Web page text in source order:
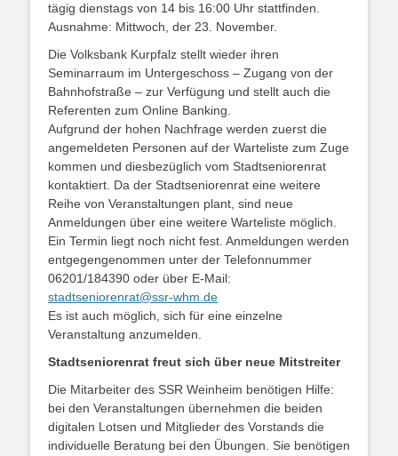
tägig dienstags von 14 bis 16:00 Uhr stattfinden.
Ausnahme: Mittwoch, der 23. November.
Die Volksbank Kurpfalz stellt wieder ihren
Seminarraum im Untergeschoss – Zugang von der
Bahnhofstraße – zur Verfügung und stellt auch die
Referenten zum Online Banking.
Aufgrund der hohen Nachfrage werden zuerst die
angemeldeten Personen auf der Warteliste zum Zuge
kommen und diesbezüglich vom Stadtseniorenrat
kontaktiert. Da der Stadtseniorenrat eine weitere
Reihe von Veranstaltungen plant, sind neue
Anmeldungen über eine weitere Warteliste möglich.
Ein Termin liegt noch nicht fest. Anmeldungen werden
entgegengenommen unter der Telefonnummer
06201/184390 oder über E-Mail:
stadtseniorenrat@ssr-whm.de
Es ist auch möglich, sich für eine einzelne
Veranstaltung anzumelden.
Stadtseniorenrat freut sich über neue Mitstreiter
Die Mitarbeiter des SSR Weinheim benötigen Hilfe:
bei den Veranstaltungen übernehmen die beiden
digitalen Lotsen und Mitglieder des Vorstands die
individuelle Beratung bei den Übungen. Sie benötigen